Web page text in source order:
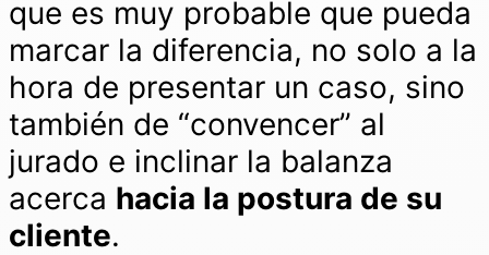
que es muy probable que pueda
marcar la diferencia, no solo a la
hora de presentar un caso, sino
también de “convencer” al
jurado e inclinar la balanza
acerca hacia la postura de su
cliente.